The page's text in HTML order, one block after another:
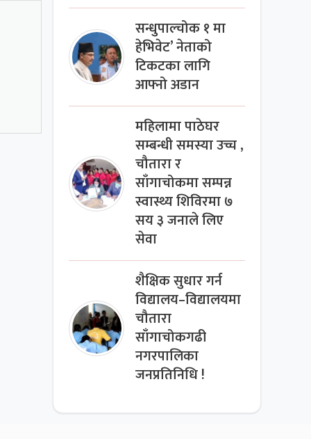
सन्धुपाल्चोक १ मा
हेभिवेट’ नेताको
टिकटका लागि
आफ्नो अडान
महिलामा पाठेघर
सम्बन्धी समस्या उच्च ,
चौतारा र
साँगाचोकमा सम्पन्न
स्वास्थ्य शिविरमा ७
सय ३ जनाले लिए
सेवा
शैक्षिक सुधार गर्न
विद्यालय–विद्यालयमा
चौतारा
साँगाचोकगढी
नगरपालिका
जनप्रतिनिधि !